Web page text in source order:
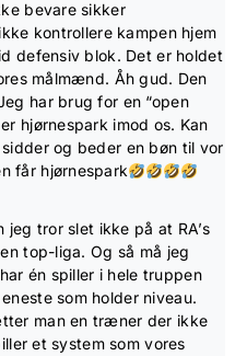
bevare sikker
kontrollere kampen hjem
defensiv blok. Det er holdet
målmænd. Åh gud. Den
har brug for en “open
hjørnespark imod os. Kan
og beder en bøn til vor
får hjørnespark
tror slet ikke på at RA’s
top-liga. Og så må jeg
én spiller i hele truppen
som holder niveau.
man en træner der ikke
et system som vores